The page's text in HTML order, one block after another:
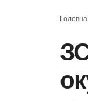
Головна